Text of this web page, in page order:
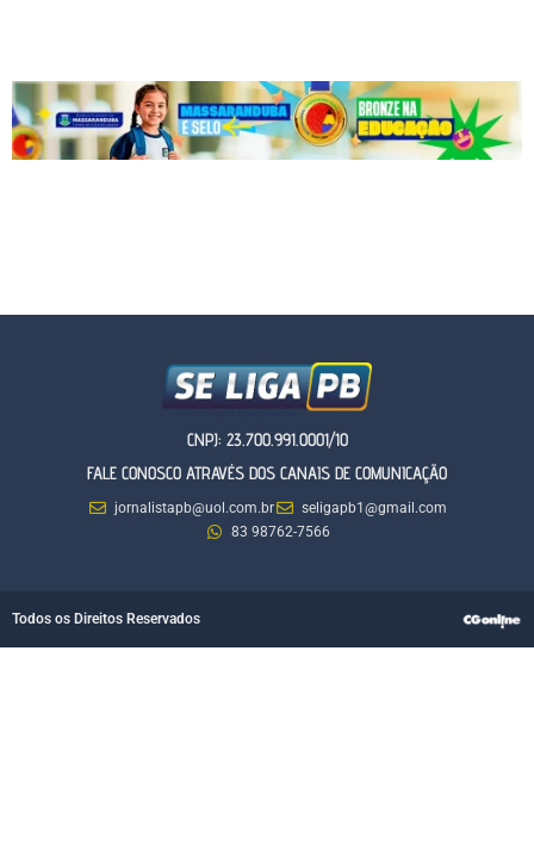
CNPJ: 23.700.991.0001/10
FALE CONOSCO ATRAVÉS DOS CANAIS DE COMUNICAÇÃO
jornalistapb@uol.com.br
seligapb1@gmail.com
83 98762-7566
Todos os Direitos Reservados